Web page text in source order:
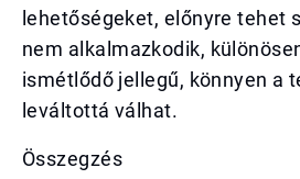
lehetőségeket, előnyre tehet
nem alkalmazkodik,
ismétlődő jellegű, könnyen a
leváltottá válhat.
Összegzés